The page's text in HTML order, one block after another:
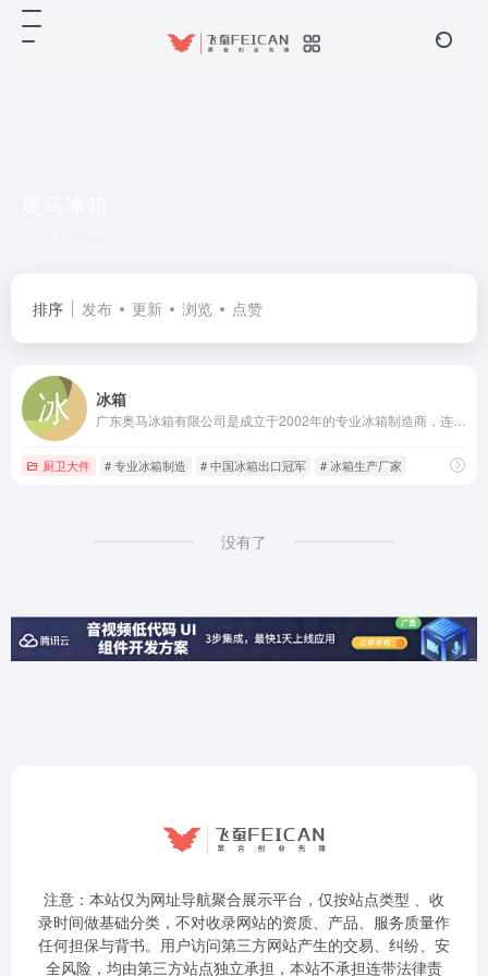
排序 发布 更新 浏览 点赞
冰箱
厨卫大件 # 专业冰箱制造 # 中国冰箱出口冠军 # 冰箱生产厂家
没有了
注意：本站仅为网址导航聚合展示平台，仅按站点类型 、收
录时间做基础分类，不对收录网站的资质、产品、服务质量作
任何担保与背书。用户访问第三方网站产生的交易、纠纷、安
全风险，均由第三方站点独立承担，本站不承担连带法律责